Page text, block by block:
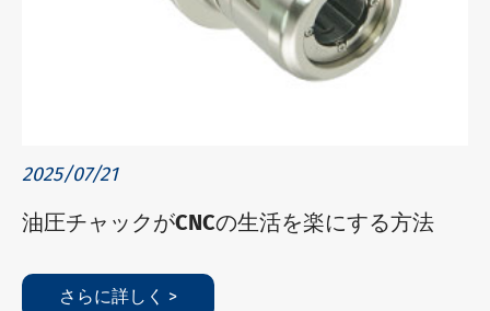
2025/07/21
油圧チャックがCNCの生活を楽にする方法
さらに詳しく >